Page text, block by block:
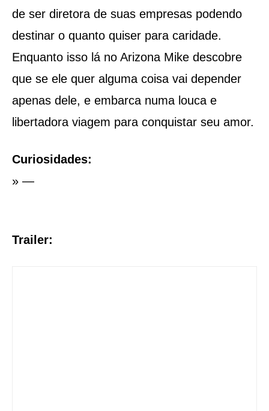
de ser diretora de suas empresas podendo
destinar o quanto quiser para caridade.
Enquanto isso lá no Arizona Mike descobre
que se ele quer alguma coisa vai depender
apenas dele, e embarca numa louca e
libertadora viagem para conquistar seu amor.
Curiosidades:
» —
Trailer: